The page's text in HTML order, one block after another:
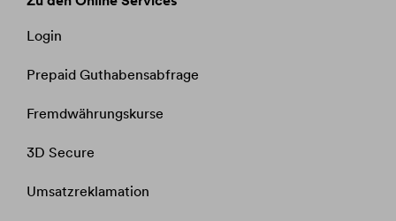
Login
Prepaid Guthabensabfrage​​​​​​​
Fremdwährungskurse​​​​​​​
3D Secure
Umsatzreklamation